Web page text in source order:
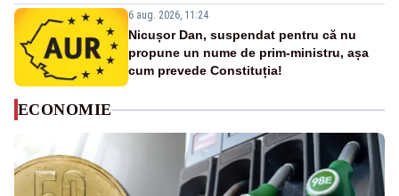
6 aug. 2026, 11:24
Nicușor Dan, suspendat pentru că nu
propune un nume de prim-ministru, așa
cum prevede Constituția!
ECONOMIE